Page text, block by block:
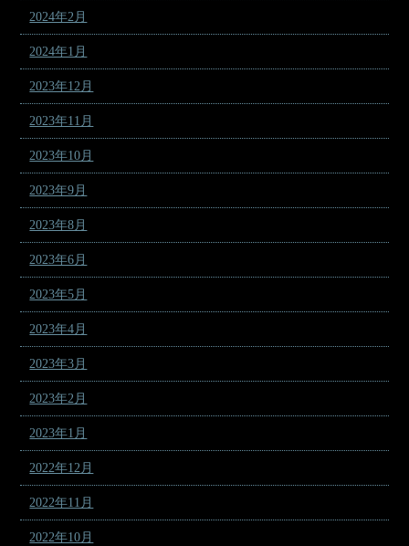
2024年2月
2024年1月
2023年12月
2023年11月
2023年10月
2023年9月
2023年8月
2023年6月
2023年5月
2023年4月
2023年3月
2023年2月
2023年1月
2022年12月
2022年11月
2022年10月